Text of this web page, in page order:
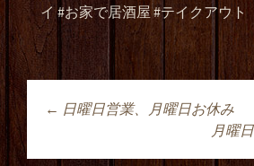
イ #お家で居酒屋 #テイクアウト
投稿ナビ
← 日曜日営業、月曜日お休み
月曜